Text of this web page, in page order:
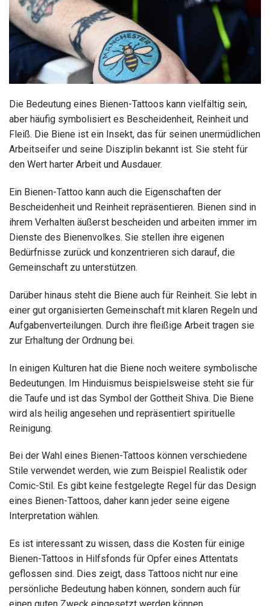
Die Bedeutung eines Bienen-Tattoos kann vielfältig sein,
aber häufig symbolisiert es Bescheidenheit, Reinheit und
Fleiß. Die Biene ist ein Insekt, das für seinen unermüdlichen
Arbeitseifer und seine Disziplin bekannt ist. Sie steht für
den Wert harter Arbeit und Ausdauer.
Ein Bienen-Tattoo kann auch die Eigenschaften der
Bescheidenheit und Reinheit repräsentieren. Bienen sind in
ihrem Verhalten äußerst bescheiden und arbeiten immer im
Dienste des Bienenvolkes. Sie stellen ihre eigenen
Bedürfnisse zurück und konzentrieren sich darauf, die
Gemeinschaft zu unterstützen.
Darüber hinaus steht die Biene auch für Reinheit. Sie lebt in
einer gut organisierten Gemeinschaft mit klaren Regeln und
Aufgabenverteilungen. Durch ihre fleißige Arbeit tragen sie
zur Erhaltung der Ordnung bei.
In einigen Kulturen hat die Biene noch weitere symbolische
Bedeutungen. Im Hinduismus beispielsweise steht sie für
die Taufe und ist das Symbol der Gottheit Shiva. Die Biene
wird als heilig angesehen und repräsentiert spirituelle
Reinigung.
Bei der Wahl eines Bienen-Tattoos können verschiedene
Stile verwendet werden, wie zum Beispiel Realistik oder
Comic-Stil. Es gibt keine festgelegte Regel für das Design
eines Bienen-Tattoos, daher kann jeder seine eigene
Interpretation wählen.
Es ist interessant zu wissen, dass die Kosten für einige
Bienen-Tattoos in Hilfsfonds für Opfer eines Attentats
geflossen sind. Dies zeigt, dass Tattoos nicht nur eine
persönliche Bedeutung haben können, sondern auch für